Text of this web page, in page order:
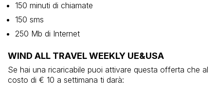
150 minuti di chiamate
150 sms
250 Mb di Internet
WIND ALL TRAVEL WEEKLY UE&USA
Se hai una ricaricabile puoi attivare questa offerta che al
costo di € 10 a settimana ti darà: